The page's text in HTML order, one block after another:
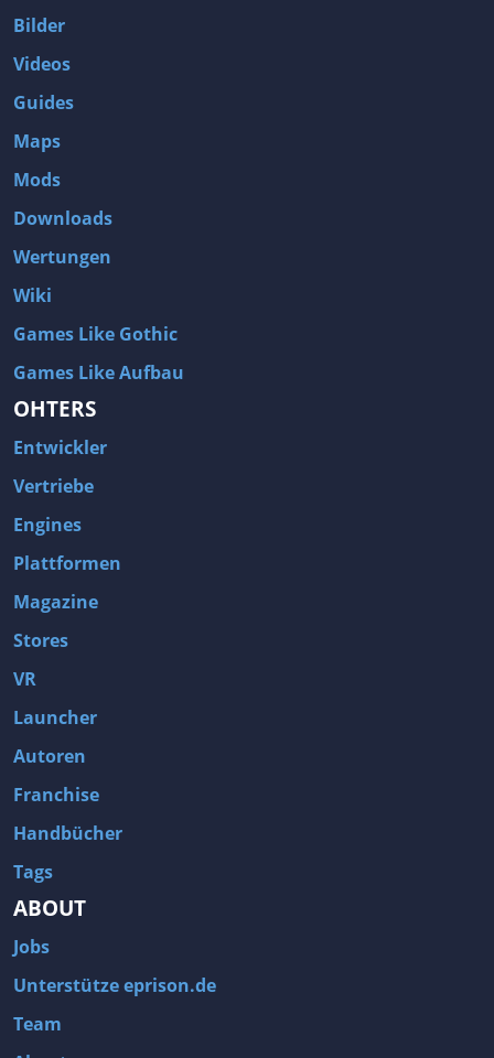
Bilder
Videos
Guides
Maps
Mods
Downloads
Wertungen
Wiki
Games Like Gothic
Games Like Aufbau
OHTERS
Entwickler
Vertriebe
Engines
Plattformen
Magazine
Stores
VR
Launcher
Autoren
Franchise
Handbücher
Tags
ABOUT
Jobs
Unterstütze eprison.de
Team